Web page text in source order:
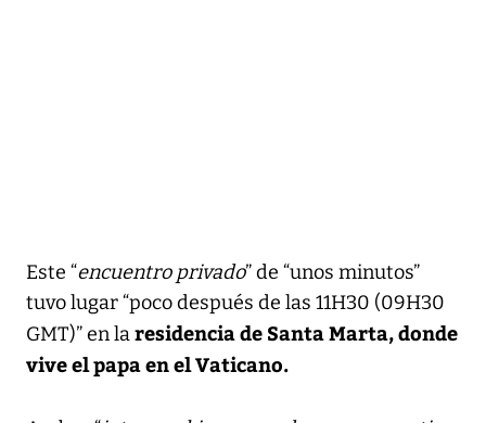
Este “encuentro privado” de “unos minutos”
tuvo lugar “poco después de las 11H30 (09H30
GMT)” en laresidencia de Santa Marta, donde
vive el papa en el Vaticano.